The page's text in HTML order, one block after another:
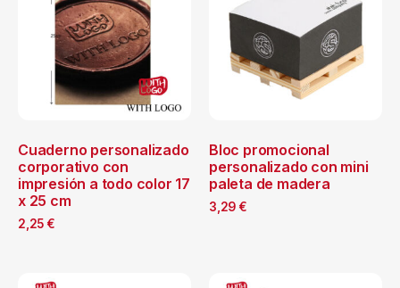
Cuaderno personalizado
corporativo con
impresión a todo color 17
x 25 cm
2,25 €
Bloc promocional
personalizado con mini
paleta de madera
3,29 €